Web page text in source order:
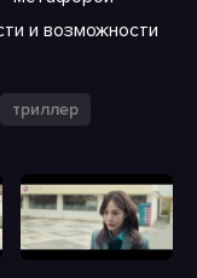
и возможности
триллер